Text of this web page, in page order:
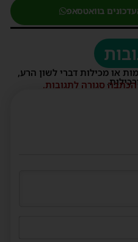
בוואטסאפ
או מכילות דברי לשון הרע,
סגורה לתגובות.